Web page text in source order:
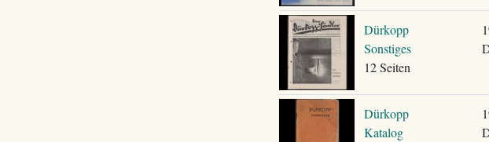
Dürkopp
Sonstiges
12 Seiten
Dürkopp
Katalog